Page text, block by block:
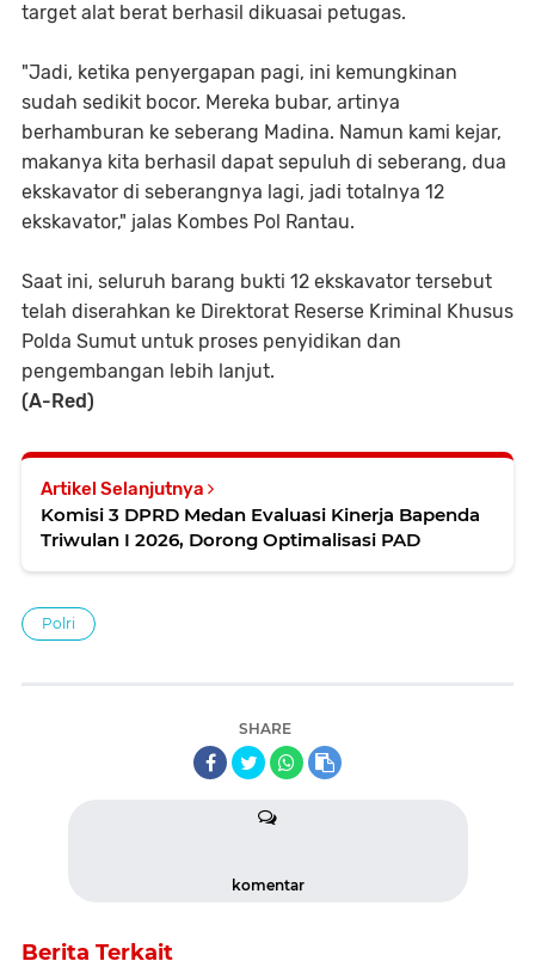
target alat berat berhasil dikuasai petugas.
"Jadi, ketika penyergapan pagi, ini kemungkinan
sudah sedikit bocor. Mereka bubar, artinya
berhamburan ke seberang Madina. Namun kami kejar,
makanya kita berhasil dapat sepuluh di seberang, dua
ekskavator di seberangnya lagi, jadi totalnya 12
ekskavator," jalas Kombes Pol Rantau.
Saat ini, seluruh barang bukti 12 ekskavator tersebut
telah diserahkan ke Direktorat Reserse Kriminal Khusus
Polda Sumut untuk proses penyidikan dan
pengembangan lebih lanjut.
(A-Red)
Artikel Selanjutnya
Komisi 3 DPRD Medan Evaluasi Kinerja Bapenda
Triwulan I 2026, Dorong Optimalisasi PAD
Polri
SHARE
komentar
Berita Terkait